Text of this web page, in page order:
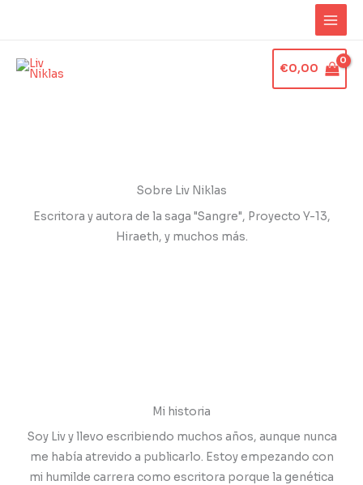
€0,00
Sobre Liv Niklas
Escritora y autora de la saga "Sangre", Proyecto Y-13,
Hiraeth, y muchos más.
Mi historia
Soy Liv y llevo escribiendo muchos años, aunque nunca
me había atrevido a publicarlo. Estoy empezando con
mi humilde carrera como escritora porque la genética